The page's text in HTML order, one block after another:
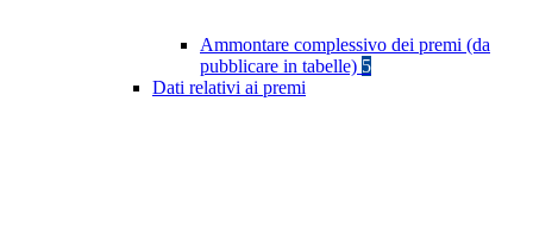
Ammontare complessivo dei premi (da
pubblicare in tabelle) 5
Dati relativi ai premi